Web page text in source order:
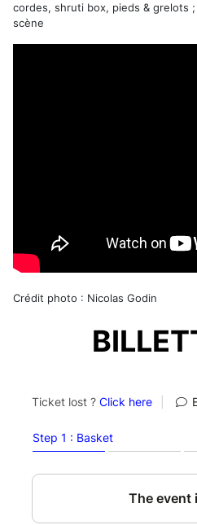
cordes, shruti box, pieds & grelots
scène
Crédit photo : Nicolas Godin